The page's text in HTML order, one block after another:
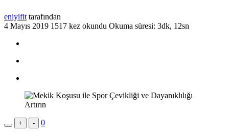
eniyifit tarafından
4 Mayıs 2019 1517 kez okundu Okuma süresi: 3dk, 12sn
+ - 0